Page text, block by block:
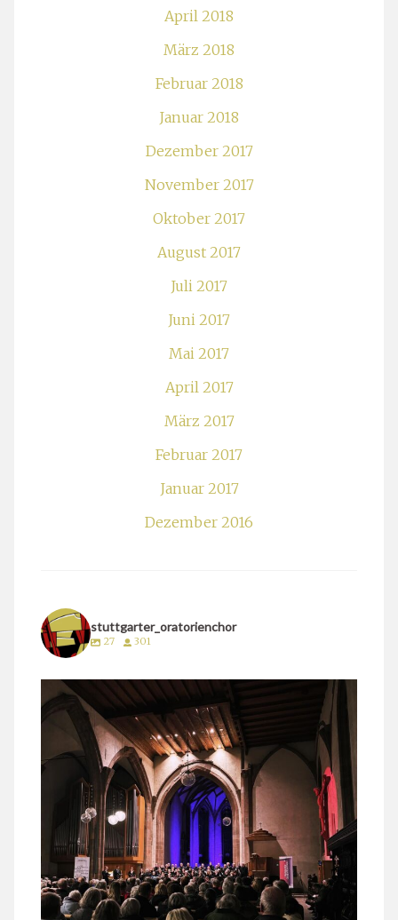
April 2018
März 2018
Februar 2018
Januar 2018
Dezember 2017
November 2017
Oktober 2017
August 2017
Juli 2017
Juni 2017
Mai 2017
April 2017
März 2017
Februar 2017
Januar 2017
Dezember 2016
stuttgarter_oratorienchor
27 301
stuttgarter_oratorienchor
März 24